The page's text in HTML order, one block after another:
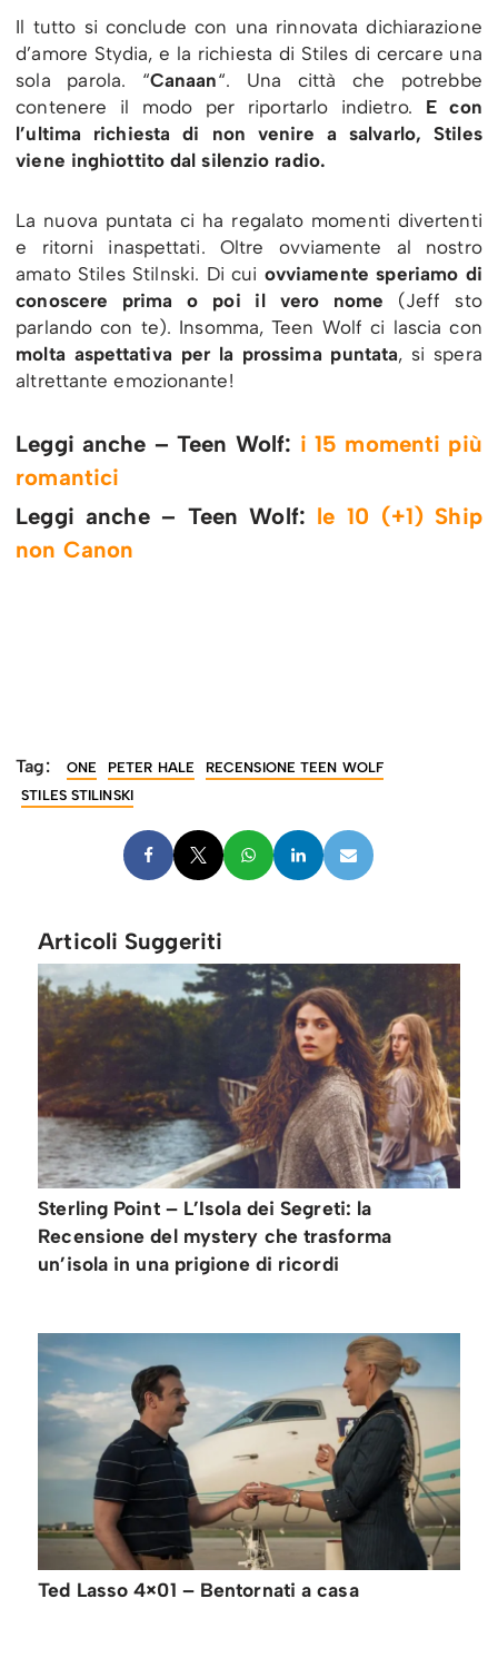
Il tutto si conclude con una rinnovata dichiarazione
d’amore Stydia, e la richiesta di Stiles di cercare una
sola parola. “Canaan“. Una città che potrebbe
contenere il modo per riportarlo indietro. E con
l’ultima richiesta di non venire a salvarlo, Stiles
viene inghiottito dal silenzio radio.
La nuova puntata ci ha regalato momenti divertenti
e ritorni inaspettati. Oltre ovviamente al nostro
amato Stiles Stilnski. Di cui ovviamente speriamo di
conoscere prima o poi il vero nome (Jeff sto
parlando con te). Insomma, Teen Wolf ci lascia con
molta aspettativa per la prossima puntata, si spera
altrettante emozionante!
Leggi anche – Teen Wolf: i 15 momenti più
romantici
Leggi anche – Teen Wolf: le 10 (+1) Ship
non Canon
Tag: ONE PETER HALE
RECENSIONE TEEN WOLF
STILES STILINSKI
Articoli Suggeriti
Sterling Point – L’Isola dei Segreti: la
Recensione del mystery che trasforma
un’isola in una prigione di ricordi
Ted Lasso 4×01 – Bentornati a casa